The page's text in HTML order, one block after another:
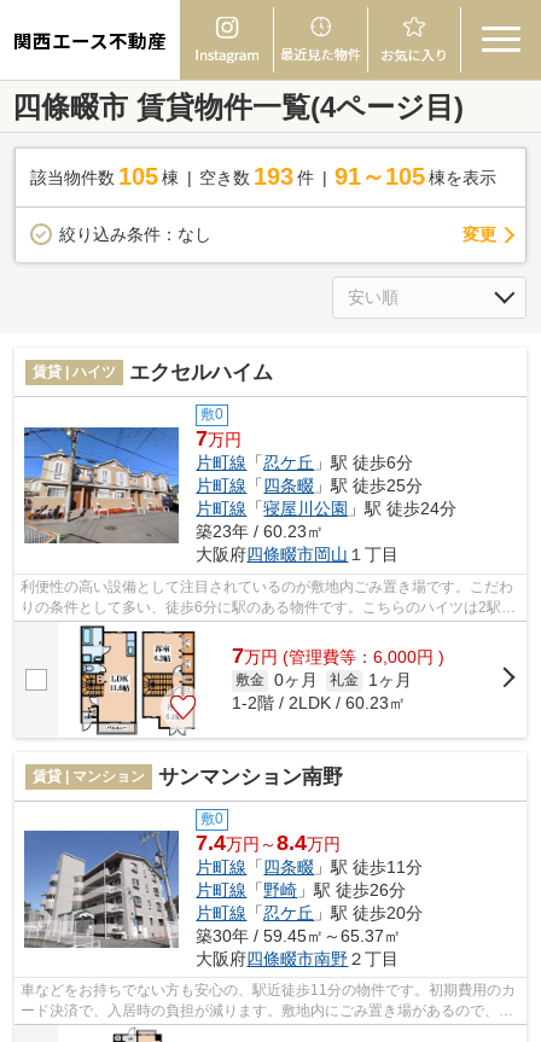
関西エース不動産
四條畷市 賃貸物件一覧(4ページ目)
該当物件数 105棟 空き数 193 件 91～105 棟を表示
絞り込み条件： なし 変更
賃貸 | ハイツ エクセルハイム
敷0
7万円
片町線 「忍ケ丘 」駅 徒歩6分
片町線 「四条畷 」駅 徒歩25分
片町線 「寝屋川公園 」駅 徒歩24分
築23年 / 60.23㎡
大阪府四條畷市岡山 １丁目
利便性の高い設備として注目されているのが敷地内ごみ置き場です。こだわ
りの条件として多い、徒歩6分に駅のある物件です。こちらのハイツは2駅が
近くにあり便利です。初期費用のカー...
7万円 (管理費等：6,000円 )
敷金 0ヶ月 礼金
1ヶ月
1-2階 / 2LDK / 60.23㎡
賃貸 | マンション サンマンション南野
敷0
7.4万円～8.4万円
片町線 「四条畷 」駅 徒歩11分
片町線 「野崎 」駅 徒歩26分
片町線 「忍ケ丘 」駅 徒歩20分
築30年 / 59.45㎡～65.37㎡
大阪府四條畷市南野２丁目
車などをお持ちでない方も安心の、駅近徒歩11分の物件です。初期費用のカ
ード決済で、入居時の負担が減ります。敷地内にごみ置き場があるので、収
集日にたくさんのゴミ出しがしやすい...